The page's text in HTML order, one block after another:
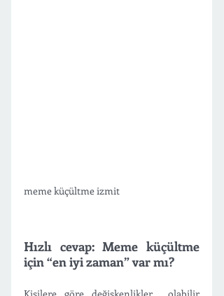
meme küçültme izmit
Hızlı cevap: Meme küçültme
için “en iyi zaman” var mı?